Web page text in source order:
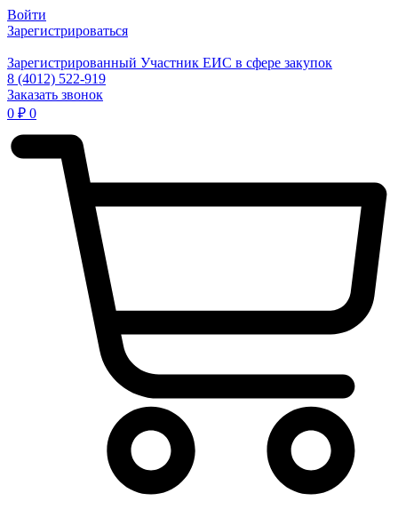
Войти
Зарегистрироваться
Зарегистрированный Участник ЕИС в сфере закупок
8 (4012) 522-919
Заказать звонок
0 ₽ 0